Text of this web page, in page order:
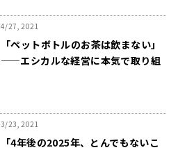
4/27, 2021
「ペットボトルのお茶は飲まない」
——エシカルな経営に本気で取り組
3/23, 2021
「4年後の2025年、とんでもないこ